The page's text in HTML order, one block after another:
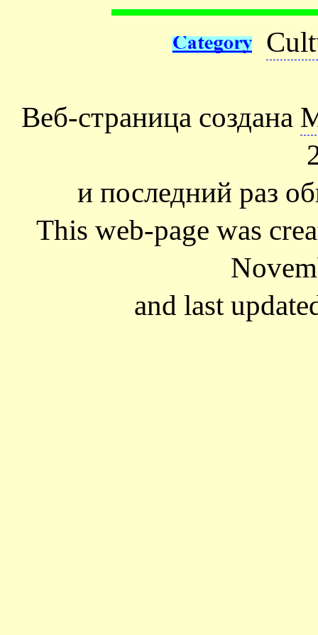
Веб-страница создана
и последний раз
This web-page was
and last